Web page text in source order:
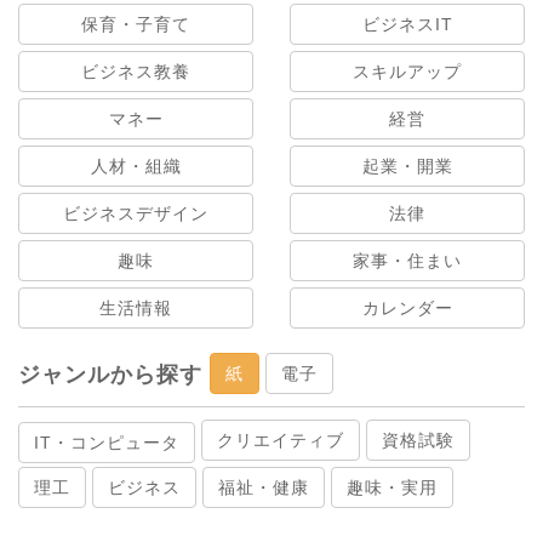
保育・子育て ビジネスIT
ビジネス教養 スキルアップ
マネー 経営
人材・組織 起業・開業
ビジネスデザイン 法律
趣味 家事・住まい
生活情報 カレンダー
ジャンルから探す 紙 電子
IT・コンピュータ クリエイティブ 資格試験
理工 ビジネス 福祉・健康 趣味・実用